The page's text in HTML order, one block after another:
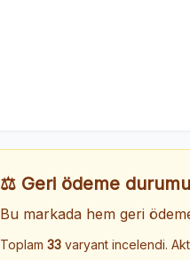
⚖️ Geri ödeme
Bu markada hem geri
Toplam 33 varyant incelendi.